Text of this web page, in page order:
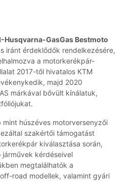
Husqvarna-GasGas Bestmoto
iránt érdeklődők rendelkezésére,
a motorkerékpár-
2017-től hivatalos KTM
majd 2020
márkával bővült kínálatuk,
húszéves motorversenyzői
szakértői támogatást
kiválasztása során,
kérdéseivel
megtalálhatók a
road modellek, valamint gyári